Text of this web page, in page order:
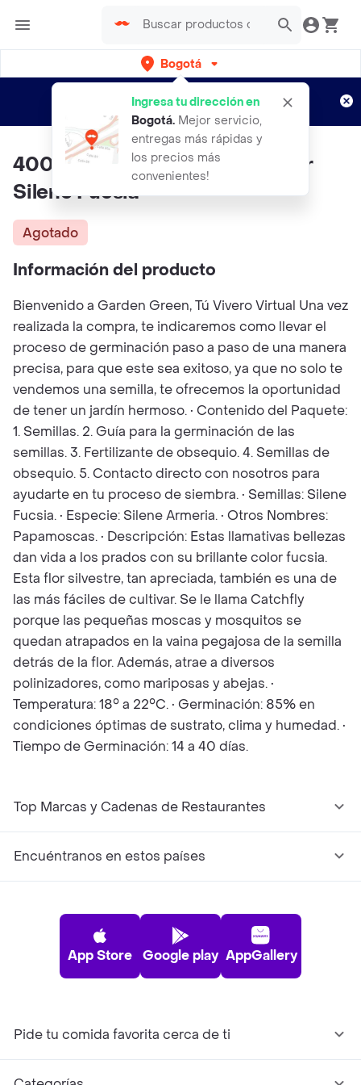
Bogotá
Ingresa tu dirección en
Bogotá. Mejor servicio,
entregas más rápidas y
los precios más
convenientes!
envíos gratis por semanas
Aplican TyC
400 Semillas Orgánicas De Flor
Silene Fucsia
Agotado
Información del producto
Bienvenido a Garden Green, Tú Vivero Virtual Una vez
realizada la compra, te indicaremos como llevar el
proceso de germinación paso a paso de una manera
precisa, para que este sea exitoso, ya que no solo te
vendemos una semilla, te ofrecemos la oportunidad
de tener un jardín hermoso. • Contenido del Paquete:
1. Semillas. 2. Guía para la germinación de las
semillas. 3. Fertilizante de obsequio. 4. Semillas de
obsequio. 5. Contacto directo con nosotros para
ayudarte en tu proceso de siembra. • Semillas: Silene
Fucsia. • Especie: Silene Armeria. • Otros Nombres:
Papamoscas. • Descripción: Estas llamativas bellezas
dan vida a los prados con su brillante color fucsia.
Esta flor silvestre, tan apreciada, también es una de
las más fáciles de cultivar. Se le llama Catchfly
porque las pequeñas moscas y mosquitos se
quedan atrapados en la vaina pegajosa de la semilla
detrás de la flor. Además, atrae a diversos
polinizadores, como mariposas y abejas. •
Temperatura: 18° a 22°C. • Germinación: 85% en
condiciones óptimas de sustrato, clima y humedad. •
Tiempo de Germinación: 14 a 40 días.
Top Marcas y Cadenas de Restaurantes
Encuéntranos en estos países
App Store Google play AppGallery
Pide tu comida favorita cerca de ti